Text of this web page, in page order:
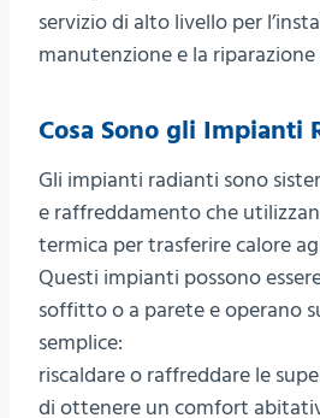
servizio di alto livello per
manutenzione e la
Cosa Sono gli Impianti
Gli impianti radianti sono
e raffreddamento che
termica per trasferire calore
Questi impianti possono
soffitto o a parete e operano
semplice:
riscaldare o raffreddare le
di ottenere un comfort